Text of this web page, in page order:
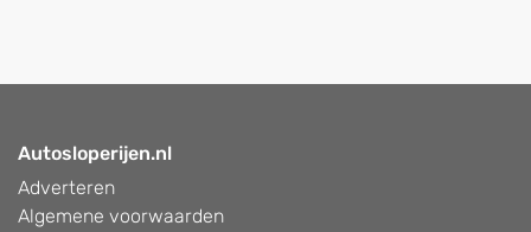
Autosloperijen.nl
Adverteren
Algemene voorwaarden